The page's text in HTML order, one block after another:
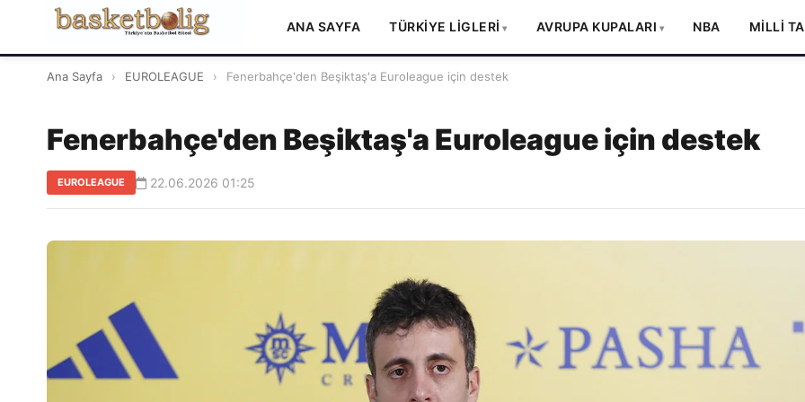
ANA SAYFA TÜRKİYE LİGLERİ AVRUPA KUPALARI NBA MİLLİ
Ana Sayfa › EUROLEAGUE › Fenerbahçe'den Beşiktaş'a Euroleague için destek
Fenerbahçe'den Beşiktaş'a Euroleague için destek
EUROLEAGUE 22.06.2026 01:25